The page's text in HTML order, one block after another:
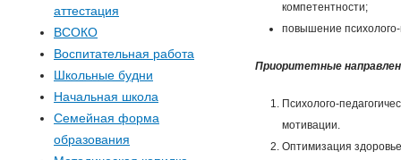
компетентности;
повышение психолого-
Приоритетные
Психолого-
мотивации.
Оптимизация
аттестация
ВСОКО
Воспитательная работа
Школьные будни
Начальная школа
Семейная форма
образования